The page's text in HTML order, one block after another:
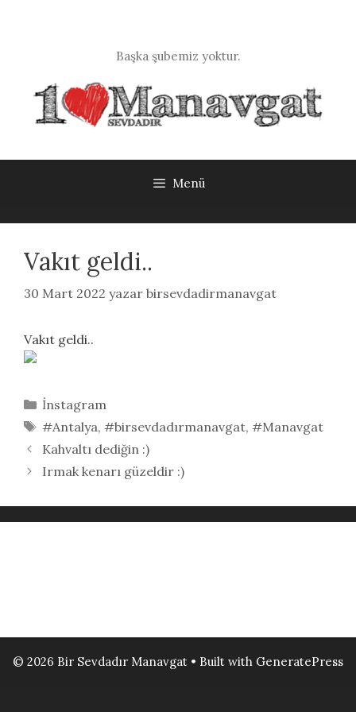
Başka şubemiz yoktur.
Menü
Vakıt geldi..
30 Mart 2022 yazar birsevdadirmanavgat
Vakıt geldi..
Kategoriler
İnstagram
Etiketler
#Antalya, #birsevdadırmanavgat, #Manavgat
Kahvaltı dediğin :)
Irmak kenarı güzeldir :)
© 2026 Bir Sevdadır Manavgat • Built with GeneratePress